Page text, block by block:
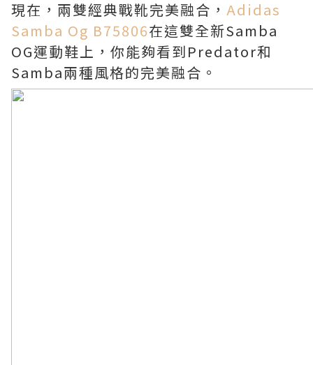
現在，兩雙經典戰靴完美融合， Adidas
Samba Og B75806在這雙全新Samba
OG運動鞋上，你能夠看到Predator和
Samba兩種風格的完美融合。